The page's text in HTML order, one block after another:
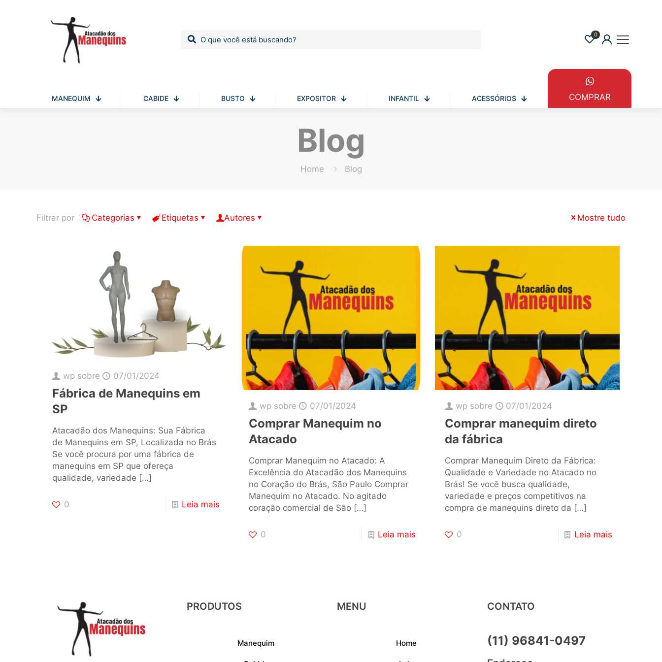
0
MANEQUIM CABIDE BUSTO EXPOSITOR INFANTIL ACESSÓRIOS COMPRAR
Blog
Home Blog
Filtrar por Categorias Etiquetas Autores Mostre tudo
wp sobre 07/01/2024
Fábrica de Manequins em
SP
Atacadão dos Manequins: Sua Fábrica
de Manequins em SP, Localizada no Brás
Se você procura por uma fábrica de
manequins em SP que ofereça
qualidade, variedade […]
0 Leia mais
wp sobre 07/01/2024
Comprar Manequim no
Atacado
Comprar Manequim no Atacado: A
Excelência do Atacadão dos Manequins
no Coração do Brás, São Paulo Comprar
Manequim no Atacado. No agitado
coração comercial de São[…]
0 Leia mais
wp sobre 07/01/2024
Comprar manequim direto
da fábrica
Comprar Manequim Direto da Fábrica:
Qualidade e Variedade no Atacado no
Brás! Se você busca qualidade,
variedade e preços competitivos na
compra de manequins direto da […]
0 Leia mais
PRODUTOS
Manequim
MENU
Home
CONTATO
(11) 96841-0497